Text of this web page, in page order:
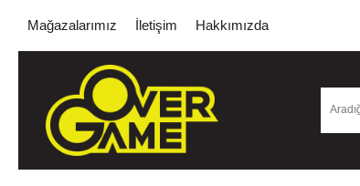
Mağazalarımız İletişim Hakkımızda